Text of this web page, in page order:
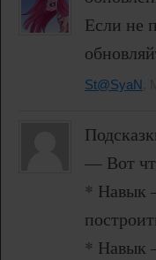
Если не
St@SyaN
— Вот
* Навык
* Навык